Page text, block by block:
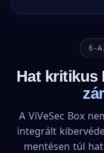
6-
Hat kritikus
A ViVeSec Box
integrált
mentésen túl